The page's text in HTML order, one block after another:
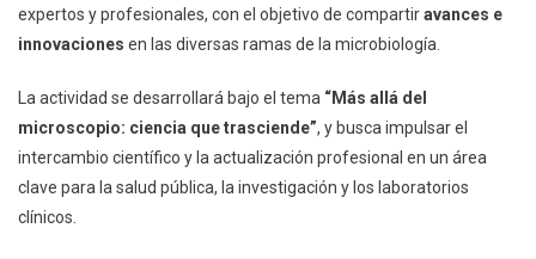
expertos y profesionales, con el objetivo de compartiravances e
innovaciones en las diversas ramas de la microbiología.
La actividad se desarrollará bajo el tema “Más allá del
microscopio: ciencia que trasciende”, y busca impulsar el
intercambio científico y la actualización profesional en un área
clave para la salud pública, la investigación y los laboratorios
clínicos.